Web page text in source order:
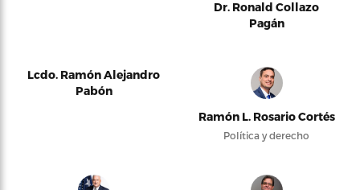
Dr. Ronald Collazo
Pagán
Lcdo. Ramón Alejandro
Pabón
Ramón L. Rosario Cortés
Política y derecho